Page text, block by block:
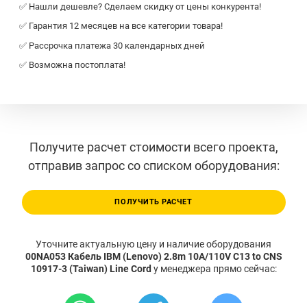
✅ Нашли дешевле? Сделаем скидку от цены конкурента!
✅ Гарантия 12 месяцев на все категории товара!
✅ Рассрочка платежа 30 календарных дней
✅ Возможна постоплата!
Получите расчет стоимости всего проекта,
отправив запрос со списком оборудования:
ПОЛУЧИТЬ РАСЧЕТ
Уточните актуальную цену и наличие оборудования
00NA053 Кабель IBM (Lenovo) 2.8m 10A/110V C13 to CNS
10917-3 (Taiwan) Line Cord у менеджера прямо сейчас: